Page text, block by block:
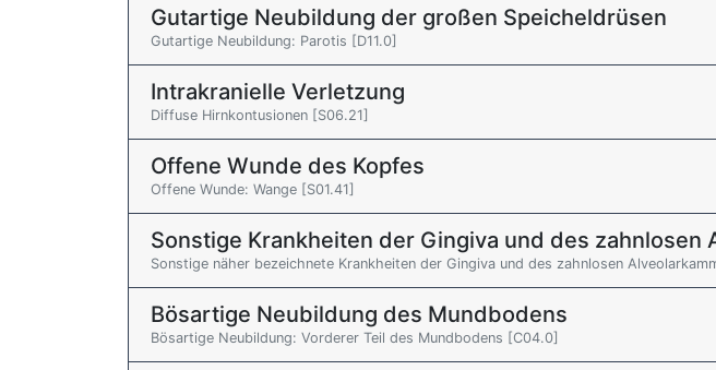
Gutartige Neubildung der großen Speicheldrüsen
Gutartige Neubildung: Parotis [D11.0]
Intrakranielle Verletzung
Diffuse Hirnkontusionen [S06.21]
Offene Wunde des Kopfes
Offene Wunde: Wange [S01.41]
Sonstige Krankheiten der Gingiva und des zahnlosen
Sonstige näher bezeichnete Krankheiten der Gingiva und des zahnlosen
Bösartige Neubildung des Mundbodens
Bösartige Neubildung: Vorderer Teil des Mundbodens [C04.0]